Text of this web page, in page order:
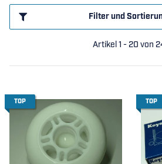
Filter und
Artikel 1 - 20 von
TOP TOP